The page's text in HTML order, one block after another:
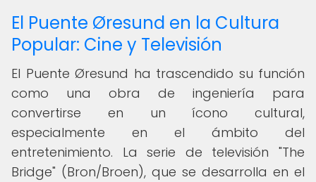
El Puente Øresund en la Cultura
Popular: Cine y Televisión
El Puente Øresund ha trascendido su función
como una obra de ingeniería para
convertirse en un ícono cultural,
especialmente en el ámbito del
entretenimiento. La serie de televisión "The
Bridge" (Bron/Broen), que se desarrolla en el